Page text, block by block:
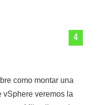
4
como montar una
vSphere veremos la